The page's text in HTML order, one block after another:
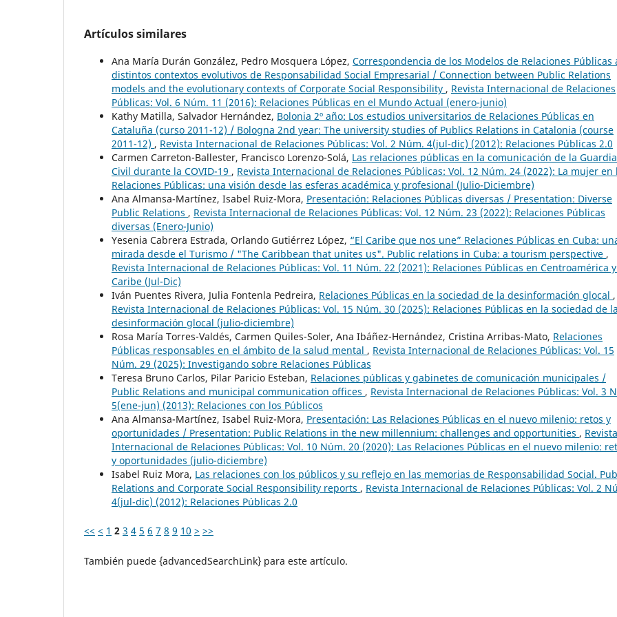
Artículos similares
Ana María Durán González, Pedro Mosquera López, Correspondencia de los Modelos de Relaciones Públicas
distintos contextos evolutivos de Responsabilidad Social Empresarial / Connection between Public Relations
models and the evolutionary contexts of Corporate Social Responsibility , Revista Internacional de Relaciones
Públicas: Vol. 6 Núm. 11 (2016): Relaciones Públicas en el Mundo Actual (enero-junio)
Kathy Matilla, Salvador Hernández, Bolonia 2º año: Los estudios universitarios de Relaciones Públicas en
Cataluña (curso 2011-12) / Bologna 2nd year: The university studies of Publics Relations in Catalonia (course
2011-12) , Revista Internacional de Relaciones Públicas: Vol. 2 Núm. 4(jul-dic) (2012): Relaciones Públicas 2.0
Carmen Carreton-Ballester, Francisco Lorenzo-Solá, Las relaciones públicas en la comunicación de la Guardia
Civil durante la COVID-19 , Revista Internacional de Relaciones Públicas: Vol. 12 Núm. 24 (2022): La mujer en
Relaciones Públicas: una visión desde las esferas académica y profesional (Julio-Diciembre)
Ana Almansa-Martínez, Isabel Ruiz-Mora, Presentación: Relaciones Públicas diversas / Presentation: Diverse
Public Relations , Revista Internacional de Relaciones Públicas: Vol. 12 Núm. 23 (2022): Relaciones Públicas
diversas (Enero-Junio)
Yesenia Cabrera Estrada, Orlando Gutiérrez López, “El Caribe que nos une” Relaciones Públicas en Cuba:
mirada desde el Turismo / "The Caribbean that unites us". Public relations in Cuba: a tourism perspective ,
Revista Internacional de Relaciones Públicas: Vol. 11 Núm. 22 (2021): Relaciones Públicas en Centroamérica
Caribe (Jul-Dic)
Iván Puentes Rivera, Julia Fontenla Pedreira, Relaciones Públicas en la sociedad de la desinformación glocal ,
Revista Internacional de Relaciones Públicas: Vol. 15 Núm. 30 (2025): Relaciones Públicas en la sociedad de la
desinformación glocal (julio-diciembre)
Rosa María Torres-Valdés, Carmen Quiles-Soler, Ana Ibáñez-Hernández, Cristina Arribas-Mato, Relaciones
Públicas responsables en el ámbito de la salud mental , Revista Internacional de Relaciones Públicas: Vol. 15
Núm. 29 (2025): Investigando sobre Relaciones Públicas
Teresa Bruno Carlos, Pilar Paricio Esteban, Relaciones públicas y gabinetes de comunicación municipales /
Public Relations and municipal communication offices , Revista Internacional de Relaciones Públicas: Vol. 3
5(ene-jun) (2013): Relaciones con los Públicos
Ana Almansa-Martínez, Isabel Ruiz-Mora, Presentación: Las Relaciones Públicas en el nuevo milenio: retos y
oportunidades / Presentation: Public Relations in the new millennium: challenges and opportunities , Revista
Internacional de Relaciones Públicas: Vol. 10 Núm. 20 (2020): Las Relaciones Públicas en el nuevo milenio:
y oportunidades (julio-diciembre)
Isabel Ruiz Mora, Las relaciones con los públicos y su reflejo en las memorias de Responsabilidad Social.
Relations and Corporate Social Responsibility reports , Revista Internacional de Relaciones Públicas: Vol. 2
4(jul-dic) (2012): Relaciones Públicas 2.0
<< < 1 2 3 4 5 6 7 8 9 10 > >>
También puede {advancedSearchLink} para este artículo.